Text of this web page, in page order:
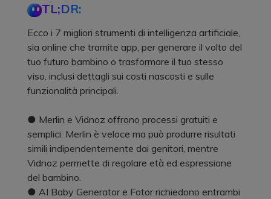
TL;DR:
Ecco i 7 migliori strumenti di intelligenza artificiale,
sia online che tramite app, per generare il volto del
tuo futuro bambino o trasformare il tuo stesso
viso, inclusi dettagli sui costi nascosti e sulle
funzionalità principali.
● Merlin e Vidnoz offrono processi gratuiti e
semplici: Merlin è veloce ma può produrre risultati
simili indipendentemente dai genitori, mentre
Vidnoz permette di regolare età ed espressione
del bambino.
● AI Baby Generator e Fotor richiedono entrambi